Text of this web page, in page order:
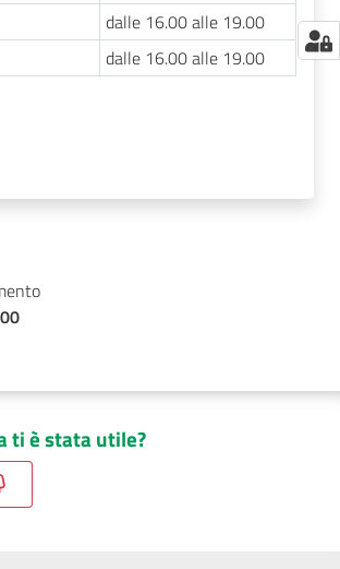
dalle 16.00 alle 19.00
dalle 16.00 alle 19.00
ti è stata utile?